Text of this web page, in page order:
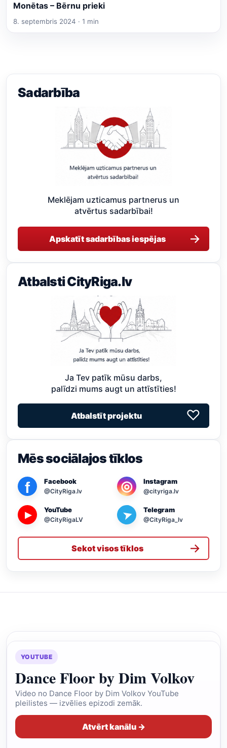
Monētas – Bērnu prieki
8. septembris 2024 · 1 min
Sadarbība
Meklējam uzticamus partnerus un
atvērtus sadarbībai!
Apskatīt sadarbības iespējas →
Atbalsti CityRiga.lv
Ja Tev patīk mūsu darbs,
palīdzi mums augt un attīstīties!
Atbalstīt projektu ♡
Mēs sociālajos tīklos
f Facebook
@CityRiga.lv ◎ Instagram
@cityriga.lv
▶
YouTube
@CityRigaLV ➤ Telegram
@CityRiga_lv
Sekot visos tīklos →
YOUTUBE
Dance Floor by Dim Volkov
Video no Dance Floor by Dim Volkov YouTube
pleilistes — izvēlies epizodi zemāk.
Atvērt kanālu →